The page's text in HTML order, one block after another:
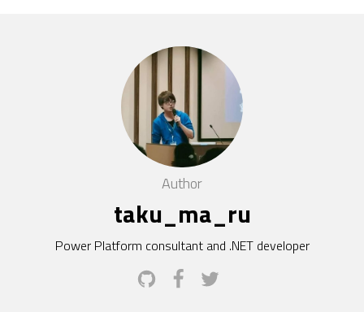
Author
taku_ma_ru
Power Platform consultant and .NET developer